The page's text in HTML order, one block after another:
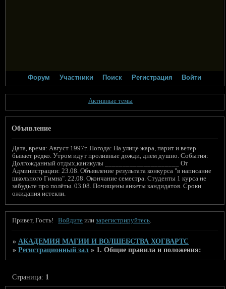
Форум Участники Поиск Регистрация Войти
Активные темы
Объявление
Дата, время: Август 1997г. Погода: На улице жара, парит и ветер
бывает редко. Утром идут проливные дожди, днем душно. События:
Долгожданный отдых,каникулы _____________________ От
Администрации: 23.08. Объявление результата конкурса "в написание
школьного Гимна". 22.08. Окончание семестра. Студенты 1 курса не
забудьте про полёты. 03.08. Почищены анкеты кандидатов. Сроки
ожидания истекли.
Привет, Гость! Войдите илизарегистрируйтесь.
» АКАДЕМИЯ МАГИИ И ВОЛШЕБСТВА ХОГВАРТС
»Регистрационный зал » 1. Общие правила и положения:
Страница: 1